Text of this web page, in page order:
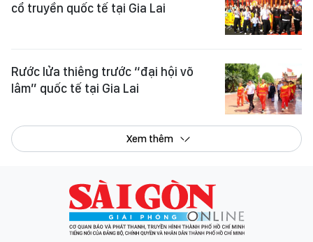
cổ truyền quốc tế tại Gia Lai
Rước lửa thiêng trước “đại hội võ
lâm” quốc tế tại Gia Lai
Xem thêm